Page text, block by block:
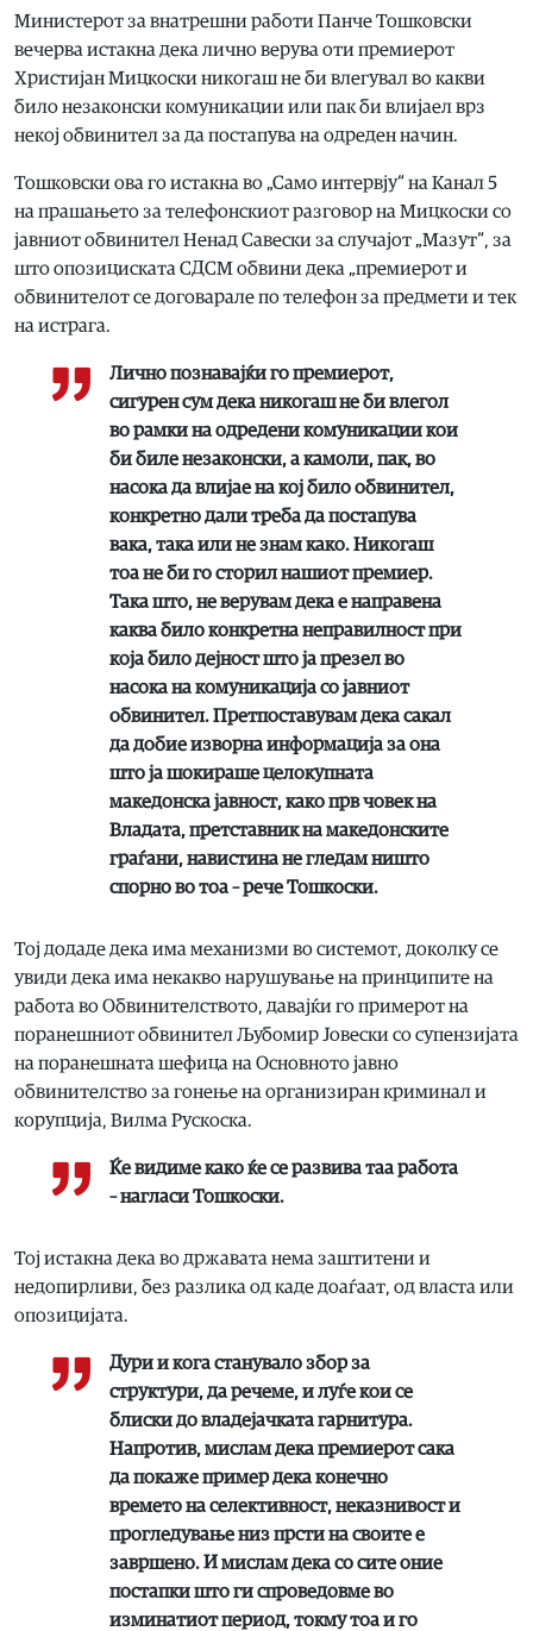
Министерот за внатрешни работи Панче Тошковски
вечерва истакна дека лично верува оти премиерот
Христијан Мицкоски никогаш не би влегувал во какви
било незаконски комуникации или пак би влијаел врз
некој обвинител за да постапува на одреден начин.
Тошковски ова го истакна во „Само интервју“ на Канал 5
на прашањето за телефонскиот разговор на Мицкоски со
јавниот обвинител Ненад Савески за случајот „Мазут“, за
што опозициската СДСМ обвини дека „премиерот и
обвинителот се договарале по телефон за предмети и тек
на истрага.
Лично познавајќи го премиерот,
сигурен сум дека никогаш не би влегол
во рамки на одредени комуникации кои
би биле незаконски, а камоли, пак, во
насока да влијае на кој било обвинител,
конкретно дали треба да постапува
вака, така или не знам како. Никогаш
тоа не би го сторил нашиот премиер.
Така што, не верувам дека е направена
каква било конкретна неправилност при
која било дејност што ја презел во
насока на комуникација со јавниот
обвинител. Претпоставувам дека сакал
да добие изворна информација за она
што ја шокираше целокупната
македонска јавност, како прв човек на
Владата, претставник на македонските
граѓани, навистина не гледам ништо
спорно во тоа – рече Тошкоски.
Тој додаде дека има механизми во системот, доколку се
увиди дека има некакво нарушување на принципите на
работа во Обвинителството, давајќи го примерот на
поранешниот обвинител Љубомир Јовески со супензијата
на поранешната шефица на Основното јавно
обвинителство за гонење на организиран криминал и
корупција, Вилма Рускоска.
Ќе видиме како ќе се развива таа работа
– нагласи Тошкоски.
Тој истакна дека во државата нема заштитени и
недопирливи, без разлика од каде доаѓаат, од власта или
опозицијата.
Дури и кога станувало збор за
структури, да речеме, и луѓе кои се
блиски до владејачката гарнитура.
Напротив, мислам дека премиерот сака
да покаже пример дека конечно
времето на селективност, неказнивост и
прогледување низ прсти на своите е
завршено. И мислам дека со сите оние
постапки што ги спроведовме во
изминатиот период, токму тоа и го